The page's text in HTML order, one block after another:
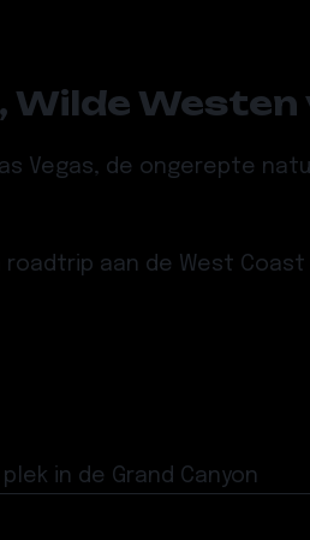
Vegas, de ongerepte
aan de West
in de Grand Canyon